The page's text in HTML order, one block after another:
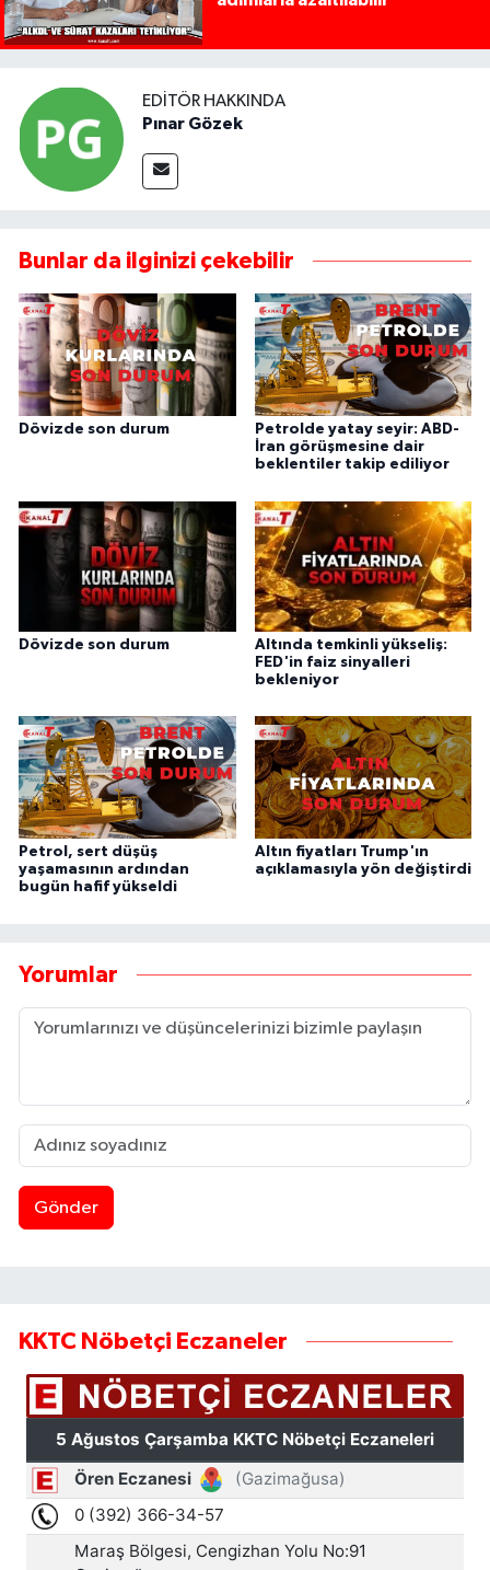
EDITÖR HAKKINDA
Pınar Gözek
Bunlar da ilginizi çekebilir
Dövizde son durum
Petrolde yatay seyir: ABD-
İran görüşmesine dair
beklentiler takip ediliyor
Dövizde son durum
Altında temkinli yükseliş:
FED'in faiz sinyalleri
bekleniyor
Petrol, sert düşüş
yaşamasının ardından
bugün hafif yükseldi
Altın fiyatları Trump'ın
açıklamasıyla yön değiştirdi
Yorumlar
Gönder
KKTC Nöbetçi Eczaneler